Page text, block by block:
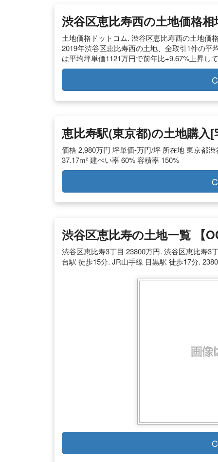
渋谷区恵比寿西の土地価格
土地価格ドットコム. 渋谷区恵比寿西の土地価
2019年渋谷区恵比寿西の土地、全取引1件の平
は平均坪単価1121万円で前年比+9.67%上昇し
恵比寿駅(東京都)の土地購入
価格 2,980万円 坪単価-万円/坪 所在地 東京都
37.17m² 建ぺい率 60% 容積率 150%
渋谷区恵比寿の土地一覧 【
渋谷区恵比寿3丁目 23800万円. 渋谷区恵比寿3
台駅 徒歩15分. JR山手線 目黒駅 徒歩17分.